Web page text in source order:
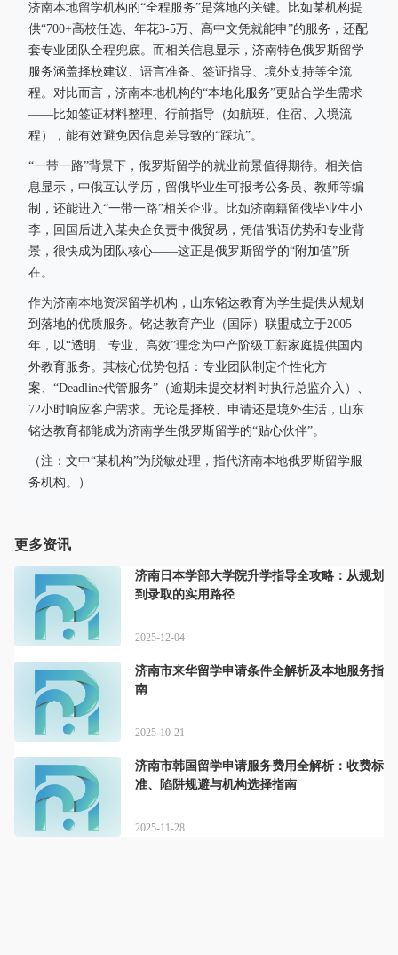
济南本地留学机构的“全程服务”是落地的关键。比如某机构提
供“700+高校任选、年花3-5万、高中文凭就能申”的服务，还配
套专业团队全程兜底。而相关信息显示，济南特色俄罗斯留学
服务涵盖择校建议、语言准备、签证指导、境外支持等全流
程。对比而言，济南本地机构的“本地化服务”更贴合学生需求
——比如签证材料整理、行前指导（如航班、住宿、入境流
程），能有效避免因信息差导致的“踩坑”。
“一带一路”背景下，俄罗斯留学的就业前景值得期待。相关信
息显示，中俄互认学历，留俄毕业生可报考公务员、教师等编
制，还能进入“一带一路”相关企业。比如济南籍留俄毕业生小
李，回国后进入某央企负责中俄贸易，凭借俄语优势和专业背
景，很快成为团队核心——这正是俄罗斯留学的“附加值”所
在。
作为济南本地资深留学机构，山东铭达教育为学生提供从规划
到落地的优质服务。铭达教育产业（国际）联盟成立于2005
年，以“透明、专业、高效”理念为中产阶级工薪家庭提供国内
外教育服务。其核心优势包括：专业团队制定个性化方
案、“Deadline代管服务”（逾期未提交材料时执行总监介入）、
72小时响应客户需求。无论是择校、申请还是境外生活，山东
铭达教育都能成为济南学生俄罗斯留学的“贴心伙伴”。
（注：文中“某机构”为脱敏处理，指代济南本地俄罗斯留学服
务机构。）
更多资讯
济南日本学部大学院升学指导全攻略：从规划
到录取的实用路径
2025-12-04
济南市来华留学申请条件全解析及本地服务指
南
2025-10-21
济南市韩国留学申请服务费用全解析：收费标
准、陷阱规避与机构选择指南
2025-11-28